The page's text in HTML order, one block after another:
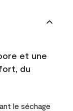
et une
du
le séchage